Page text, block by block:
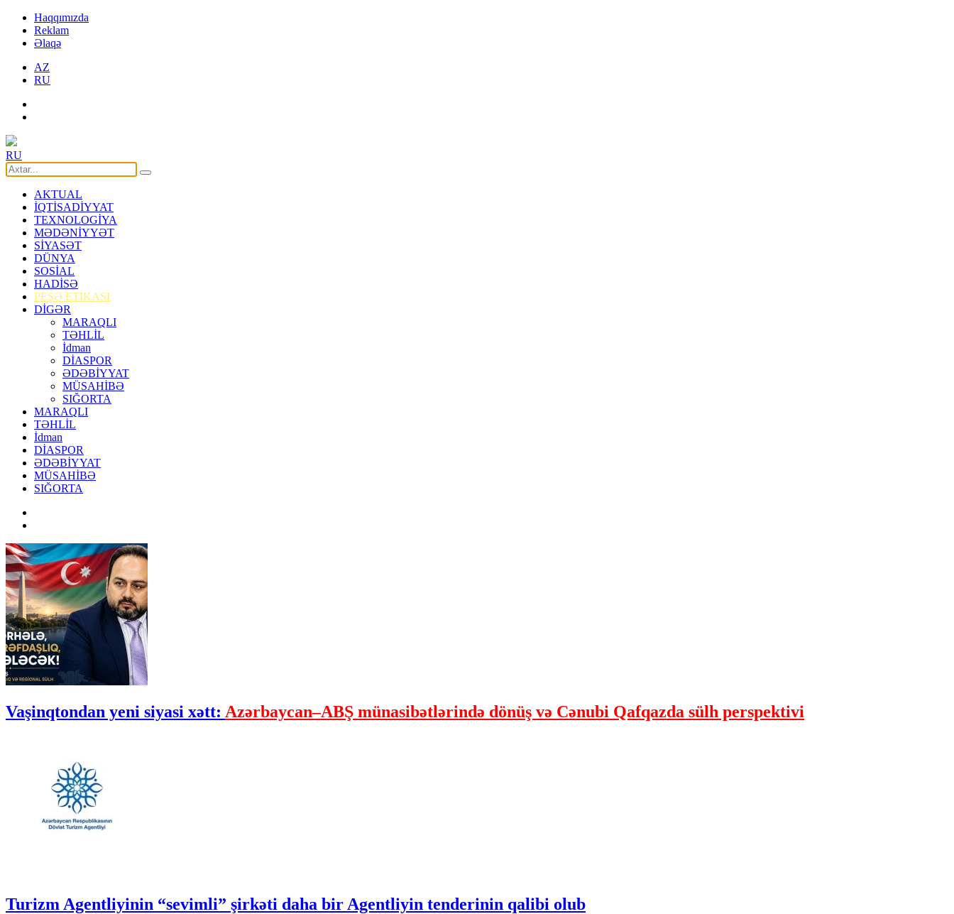
Haqqımızda
Reklam
Əlaqə
AZ
RU
RU
AKTUAL
İQTİSADİYYAT
TEXNOLOGİYA
MƏDƏNİYYƏT
SİYASƏT
DÜNYA
SOSİAL
HADİSƏ
PEŞƏ ETİKASI
DİGƏR
MARAQLI
TƏHLİL
İdman
DİASPOR
ƏDƏBİYYAT
MÜSAHİBƏ
SIĞORTA
MARAQLI
TƏHLİL
İdman
DİASPOR
ƏDƏBİYYAT
MÜSAHİBƏ
SIĞORTA
Vaşinqtondan yeni siyasi xətt: Azərbaycan–ABŞ münasibətlərində dönüş və Cənubi Qafqazda sülh perspektivi
Turizm Agentliyinin “sevimli” şirkəti daha bir Agentliyin tenderinin qalibi olub